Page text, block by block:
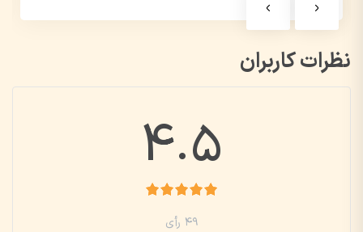
نظرات کاربران
4.5
49 رأی